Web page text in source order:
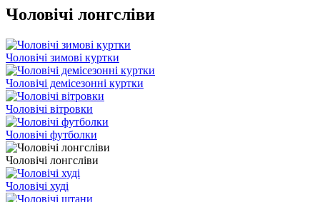
Чоловічі лонгсліви
Чоловічі зимові куртки
Чоловічі демісезонні куртки
Чоловічі вітровки
Чоловічі футболки
Чоловічі лонгсліви
Чоловічі худі